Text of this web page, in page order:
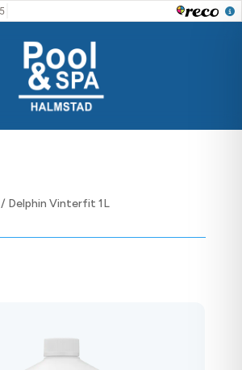
/ Delphin Vinterfit 1L